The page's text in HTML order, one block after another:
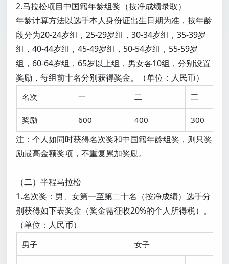
2.马拉松项目中国籍年龄组奖（按净成绩录取）
年龄计算方法以选手本人身份证出生日期为准，按年龄
段分为20-24岁组，25-29岁组，30-34岁组，35-39岁
组，40-44岁组，45-49岁组，50-54岁组，55-59岁
组，60-64岁组，65岁以上组，男女各10组，分别设置
奖励，每组前十名分别获得奖金。（单位：人民币）
名次 一 二 三
奖励 600 400 300
注：个人如同时获得名次奖和中国籍年龄组奖，则只奖
励最高金额奖项，不重复累加奖励。
（二）半程马拉松
1.名次奖：男、女第一至第二十名（按净成绩）选手分
别获得如下表奖金（奖金需征收20%的个人所得税）。
（单位：人民币）
男子 女子